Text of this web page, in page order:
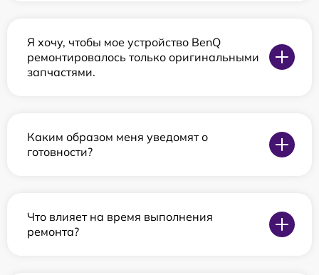
Я хочу, чтобы мое устройство BenQ
ремонтировалось только оригинальными
запчастями.
Каким образом меня уведомят о
готовности?
Что влияет на время выполнения
ремонта?